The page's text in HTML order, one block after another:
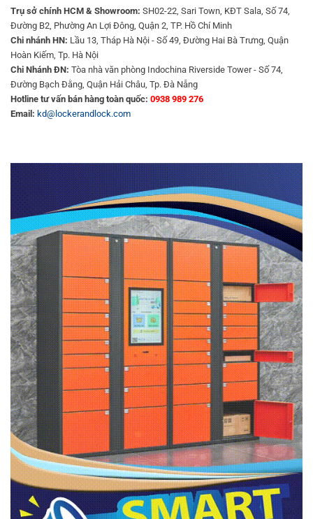
Trụ sở chính HCM & Showroom: SH02-22, Sari Town, KĐT Sala, Số 74,
Đường B2, Phường An Lợi Đông, Quận 2, TP. Hồ Chí Minh
Chi nhánh HN: Lầu 13, Tháp Hà Nội - Số 49, Đường Hai Bà Trưng, Quận
Hoàn Kiếm, Tp. Hà Nội
Chi Nhánh ĐN: Tòa nhà văn phòng Indochina Riverside Tower - Số 74,
Đường Bạch Đằng, Quận Hải Châu, Tp. Đà Nẵng
Hotline tư vấn bán hàng toàn quốc: 0938 989 276
Email: kd@lockerandlock.com